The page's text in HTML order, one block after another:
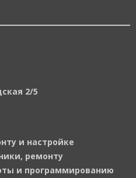
2/5
и настройке
ремонту
и программированию